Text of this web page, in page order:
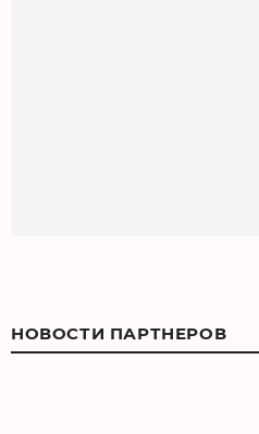
НОВОСТИ ПАРТНЕРОВ